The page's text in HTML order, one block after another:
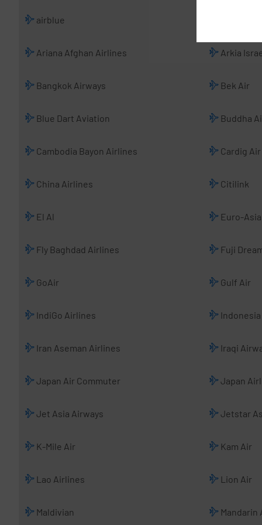
airblue
Ariana Afghan Airlines Arkia
Bangkok Airways Bek Air
Blue Dart Aviation Buddha
Cambodia Bayon Airlines Cardig Air
China Airlines Citilink
El Al Euro-
Fly Baghdad Airlines Fuji
GoAir Gulf Air
IndiGo Airlines Indonesia
Iran Aseman Airlines Iraqi
Japan Air Commuter Japan
Jet Asia Airways Jetstar
K-Mile Air Kam Air
Lao Airlines Lion Air
Maldivian Mandarin